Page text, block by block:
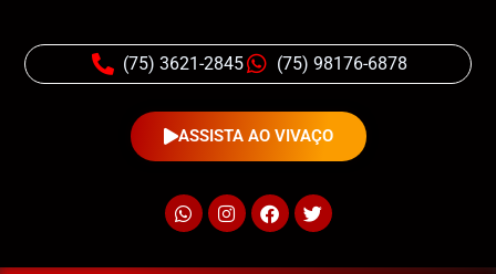
(75) 3621-2845 (75) 98176-6878
ASSISTA AO VIVAÇO